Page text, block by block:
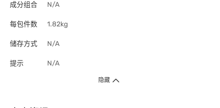
成分组合 N/A
每包件数 1.82kg
储存方式 N/A
提示 N/A
隐藏